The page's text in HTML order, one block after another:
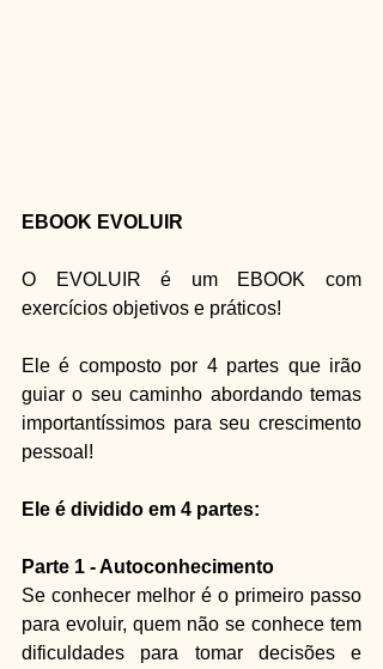
EBOOK EVOLUIR
O EVOLUIR é um EBOOK com
exercícios objetivos e práticos!
Ele é composto por 4 partes que irão
guiar o seu caminho abordando temas
importantíssimos para seu crescimento
pessoal!
Ele é dividido em 4 partes:
Parte 1 - Autoconhecimento
Se conhecer melhor é o primeiro passo
para evoluir, quem não se conhece tem
dificuldades para tomar decisões e